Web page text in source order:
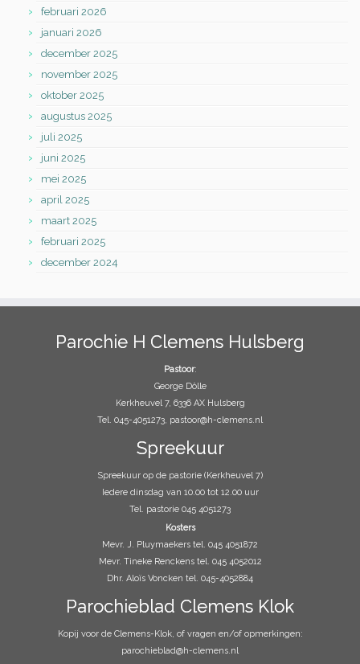
februari 2026
januari 2026
december 2025
november 2025
oktober 2025
augustus 2025
juli 2025
juni 2025
mei 2025
april 2025
maart 2025
februari 2025
december 2024
Parochie H Clemens Hulsberg
Pastoor:
George Dölle
Kerkheuvel 7, 6336 AX Hulsberg
Tel. 045-4051273, pastoor@h-clemens.nl
Spreekuur
Spreekuur op de pastorie (Kerkheuvel 7)
Iedere dinsdag van 10.00 tot 12.00 uur
Tel. pastorie 045 4051273
Kosters
Mevr. J. Pluymaekers tel. 045 4051872
Mevr. Tineke Renckens tel. 045 4052012
Dhr. Aloïs Voncken tel. 045-4052884
Parochieblad Clemens Klok
Kopij voor de Clemens-Klok, of vragen en/of opmerkingen:
parochieblad@h-clemens.nl